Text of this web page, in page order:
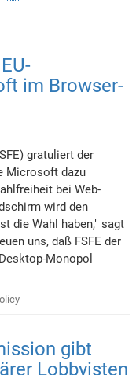
im Browser-
gratuliert der
Microsoft dazu
bei Web-
wird den
die Wahl haben," sagt
uns, daß FSFE der
Monopol
gibt
Lobbyisten